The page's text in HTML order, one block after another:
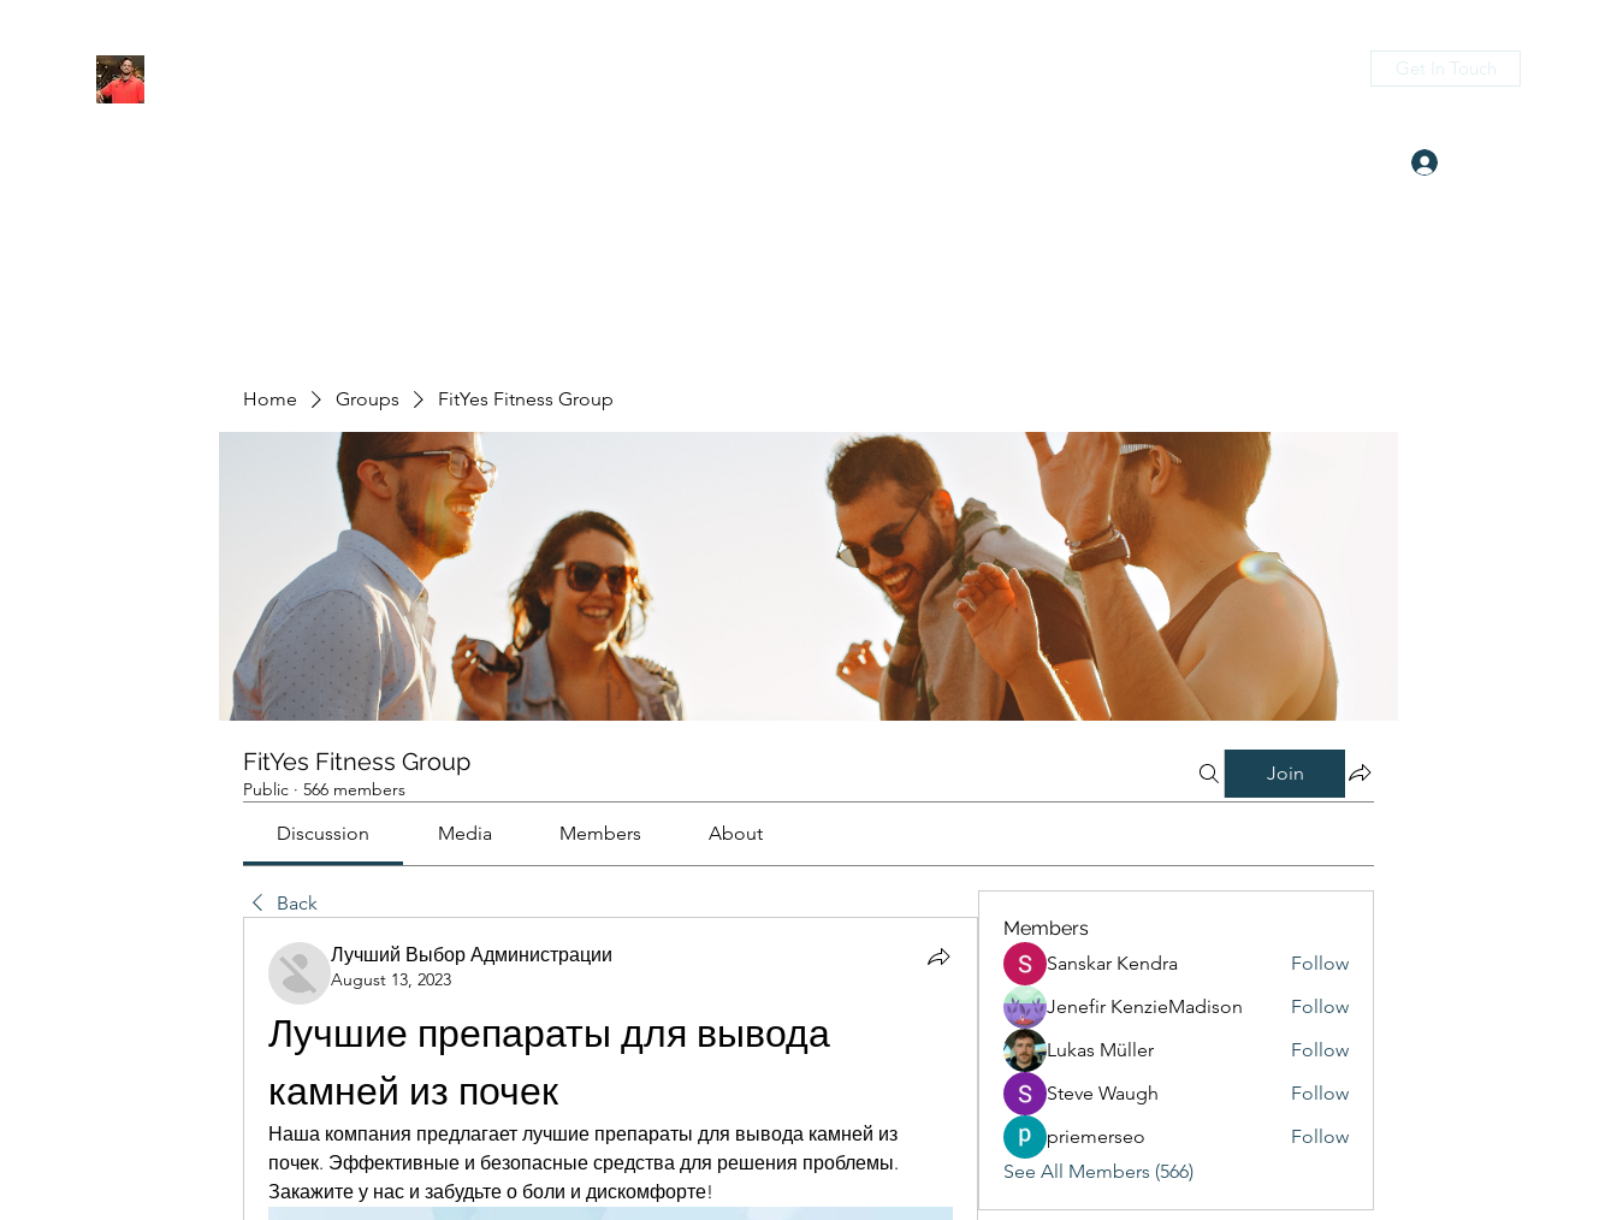
Get In Touch
Home Groups FitYes Fitness Group
FitYes Fitness Group
Public · 566 members
Join
Discussion Media Members About
Back
Лучший Выбор Администрации
August 13, 2023
Лучшие препараты для вывода
камней из почек
Наша компания предлагает лучшие препараты для вывода камней из
почек. Эффективные и безопасные средства для решения проблемы.
Закажите у нас и забудьте о боли и дискомфорте!
Members
Sanskar Kendra
Follow
Jenefir KenzieMadison
Follow
Lukas Müller
Follow
Steve Waugh
Follow
priemerseo
Follow
See All Members (566)